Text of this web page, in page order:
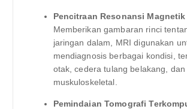
Pencitraan Resonansi Magnetik
Memberikan gambaran rinci
jaringan dalam, MRI digunakan
mendiagnosis berbagai kondisi,
otak, cedera tulang belakang,
muskuloskeletal.
Pemindaian Tomografi